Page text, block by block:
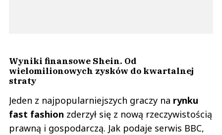
Wyniki finansowe Shein. Od
wielomilionowych zysków do kwartalnej
straty
Jeden z najpopularniejszych graczy na rynku
fast fashion zderzył się z nową rzeczywistością
prawną i gospodarczą. Jak podaje serwis BBC,